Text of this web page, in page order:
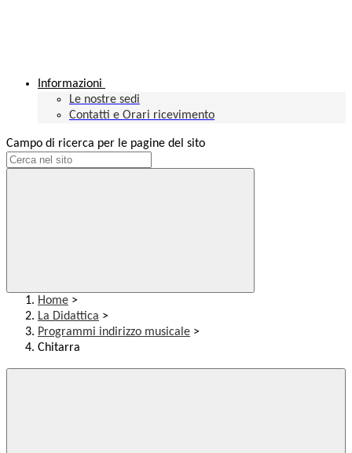
Informazioni
Le nostre sedi
Contatti e Orari ricevimento
Campo di ricerca per le pagine del sito
Home >
La Didattica >
Programmi indirizzo musicale >
Chitarra